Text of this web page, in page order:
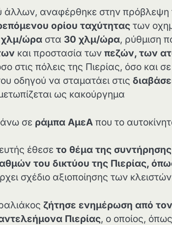
άλλων, αναφέρθηκε στην
ορίου ταχύτητας των
χλμ/ώρα στα 30 χλμ/ώρα, ρύθμιση
και προστασία των πεζών, των
στις πόλεις της Πιερίας, όσο και
οδηγού να σταματάει στις
ως κακούργημα
σε ράμπα ΑμεΑ που το
έθεσε το θέμα της
του δικτύου της Πιερίας,
σχέδιο αξιοποίησης των
ζήτησε ενημέρωση από
Πιερίας, ο οποίος,